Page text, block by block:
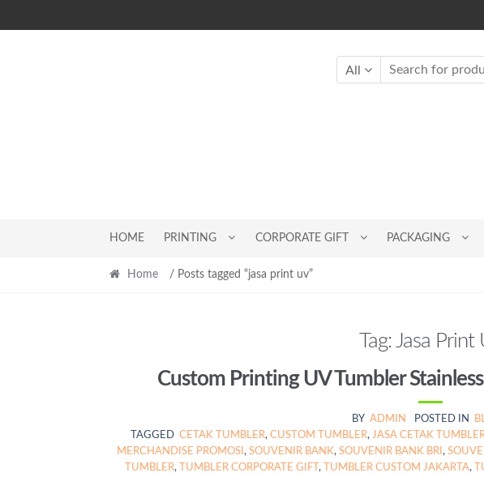
to
to
All
HOME PRINTING CORPORATE GIFT PACKAGING
Home / Posts tagged “jasa print uv”
Tag: Jasa Print
Custom Printing UV Tumbler
BY ADMIN POSTED IN
TAGGED CETAK TUMBLER,CUSTOM TUMBLER, JASA CETAK
MERCHANDISE PROMOSI,SOUVENIR BANK,SOUVENIR BANK BRI,
TUMBLER, TUMBLER CORPORATE GIFT , TUMBLER CUSTOM JAKARTA,